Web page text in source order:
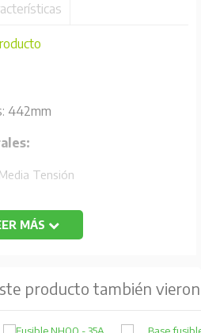
442mm
Tensión
10kV
MÁS
producto también vieron